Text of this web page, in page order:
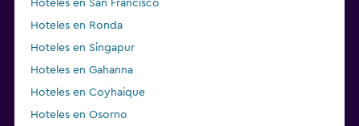
Hoteles en San Francisco
Hoteles en Ronda
Hoteles en Singapur
Hoteles en Gahanna
Hoteles en Coyhaique
Hoteles en Osorno